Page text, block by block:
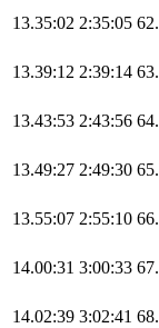
13.35:02 2:35:05 62.
13.39:12 2:39:14 63.
13.43:53 2:43:56 64.
13.49:27 2:49:30 65.
13.55:07 2:55:10 66.
14.00:31 3:00:33 67.
14.02:39 3:02:41 68.